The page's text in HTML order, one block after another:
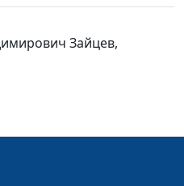
богословия
Зайцев,
Зайцев,